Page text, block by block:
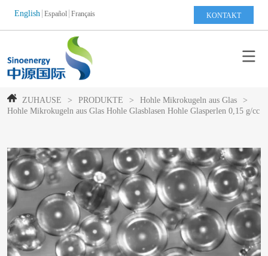
English Español Français KONTAKT
ZUHAUSE > PRODUKTE > Hohle Mikrokugeln aus Glas
>
Hohle Mikrokugeln aus Glas Hohle Glasblasen Hohle Glasperlen 0,15 g/cc